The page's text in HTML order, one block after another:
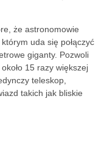
że astronomowie
uda się połączyć
giganty. Pozwoli
15 razy większej
teleskop,
takich jak bliskie